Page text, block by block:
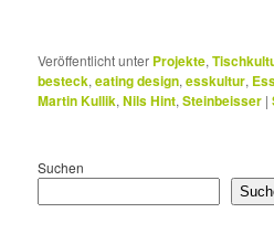
Veröffentlicht unter Projekte,
besteck,eating design,esskultur,
Martin Kullik,Nils Hint,Steinbeisser |
Suchen